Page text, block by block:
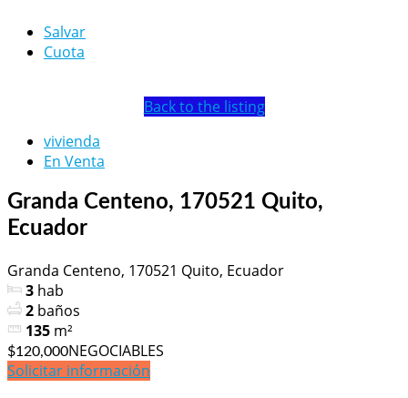
Salvar
Cuota
Back to the listing
vivienda
En Venta
Granda Centeno, 170521 Quito,
Ecuador
Granda Centeno, 170521 Quito, Ecuador
3 hab
2 baños
135 m²
$120,000NEGOCIABLES
Solicitar información